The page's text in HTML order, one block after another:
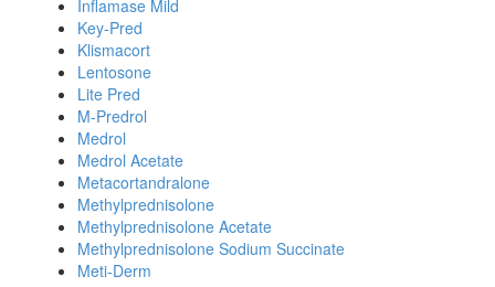
Inflamase Mild
Key-Pred
Klismacort
Lentosone
Lite Pred
M-Predrol
Medrol
Medrol Acetate
Metacortandralone
Methylprednisolone
Methylprednisolone Acetate
Methylprednisolone Sodium Succinate
Meti-Derm